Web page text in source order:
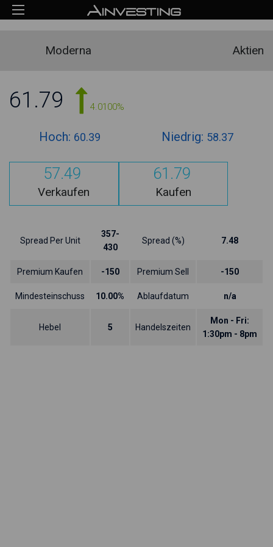
Moderna Aktien
61.79 4.0100%
Hoch: 60.39 Niedrig: 58.37
57.49
Verkaufen
61.79
Kaufen
Spread Per Unit
357-
430
Spread (%) 7.48
Premium Kaufen -150 Premium Sell -150
Mindesteinschuss 10.00% Ablaufdatum n/a
Hebel 5 Handelszeiten
Mon - Fri:
1:30pm - 8pm